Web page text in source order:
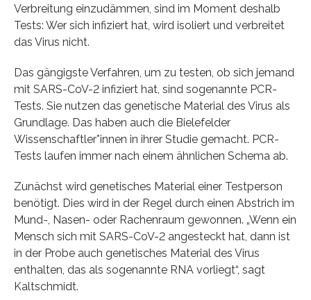
Verbreitung einzudämmen, sind im Moment deshalb
Tests: Wer sich infiziert hat, wird isoliert und verbreitet
das Virus nicht.
Das gängigste Verfahren, um zu testen, ob sich jemand
mit SARS-CoV-2 infiziert hat, sind sogenannte PCR-
Tests. Sie nutzen das genetische Material des Virus als
Grundlage. Das haben auch die Bielefelder
Wissenschaftler*innen in ihrer Studie gemacht. PCR-
Tests laufen immer nach einem ähnlichen Schema ab.
Zunächst wird genetisches Material einer Testperson
benötigt. Dies wird in der Regel durch einen Abstrich im
Mund-, Nasen- oder Rachenraum gewonnen. „Wenn ein
Mensch sich mit SARS-CoV-2 angesteckt hat, dann ist
in der Probe auch genetisches Material des Virus
enthalten, das als sogenannte RNA vorliegt“, sagt
Kaltschmidt.